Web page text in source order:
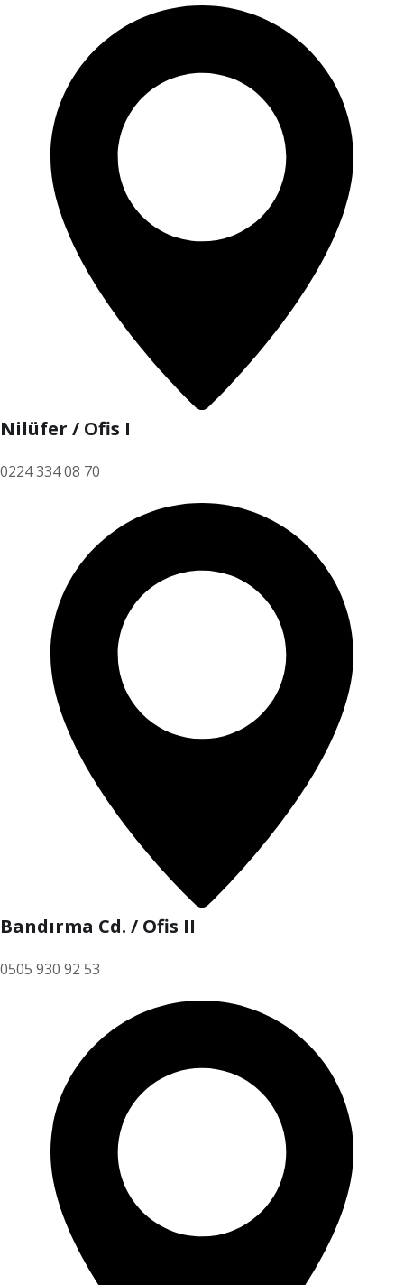
Nilüfer / Ofis I
0224 334 08 70
Bandırma Cd. / Ofis II
0505 930 92 53